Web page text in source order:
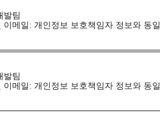
발팀
이메일: 개인정보 보호책임자 정보와 동일
발팀
이메일: 개인정보 보호책임자 정보와 동일